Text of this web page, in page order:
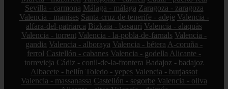
Sevilla - carmona Málaga - málaga Zaragoza - zaragoza
Valencia - manises Santa-cruz-de-tenerife - adeje Valencia -
alfara-del-patriarca Bizkaia - basauri Valencia - alaquàs
Valencia - torrent Valencia - la-pobla-de-farnals Valencia -
gandia Valencia - alboraya Valencia - bétera A-coruña -
ferrol Castellón - cabanes Valencia - godella Alicante -
torrevieja Cádiz - conil-de-la-frontera Badajoz - badajoz
Albacete - hellín Toledo - yepes Valencia - burjassot
Valencia - massanassa Castellón - segorbe Valencia - oliva